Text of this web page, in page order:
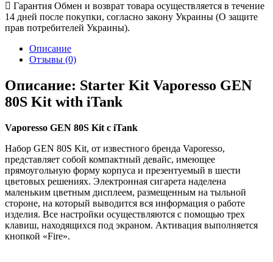
Гарантия Обмен и возврат товара осуществляется в течение
14 дней после покупки, согласно закону Украины (О защите
прав потребителей Украины).
Описание
Отзывы (0)
Описание: Starter Kit Vaporesso GEN
80S Kit with iTank
Vaporesso GEN 80S Kit c iTank
Набор GEN 80S Kit, от известного бренда Vaporesso,
представляет собой компактный девайс, имеющее
прямоугольную форму корпуса и презентуемый в шести
цветовых решениях. Электронная сигарета наделена
маленьким цветным дисплеем, размещенным на тыльной
стороне, на который выводится вся информация о работе
изделия. Все настройки осуществляются с помощью трех
клавиш, находящихся под экраном. Активация выполняется
кнопкой «Fire».